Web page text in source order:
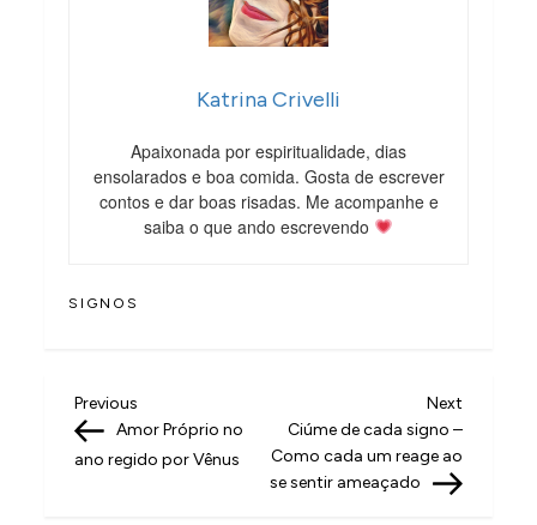
Katrina Crivelli
Apaixonada por espiritualidade, dias
ensolarados e boa comida. Gosta de escrever
contos e dar boas risadas. Me acompanhe e
saiba o que ando escrevendo
SIGNOS
N
a
Previous
Post
Previous
Amor Próprio no
ano regido por Vênus
Next
Post
Next
Ciúme de cada signo –
Como cada um reage ao
se sentir ameaçado